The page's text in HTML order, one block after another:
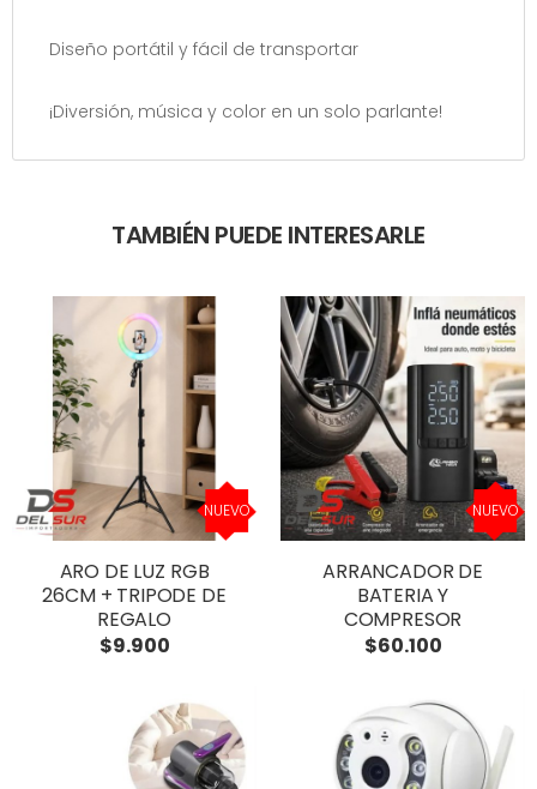
Diseño portátil y fácil de transportar
¡Diversión, música y color en un solo parlante!
TAMBIÉN PUEDE INTERESARLE
NUEVO
ARO DE LUZ RGB
26CM + TRIPODE DE
REGALO
$9.900
NUEVO
ARRANCADOR DE
BATERIA Y
COMPRESOR
$60.100